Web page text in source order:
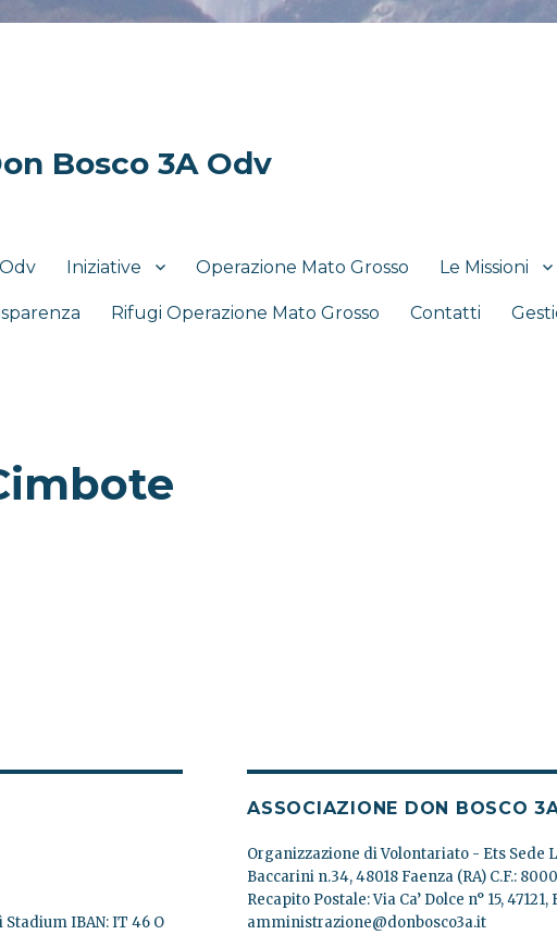
Bosco 3A Odv
Iniziative Operazione Mato Grosso Le Missioni
Rifugi Operazione Mato Grosso Contatti
IBAN: IT 46 O
ASSOCIAZIONE DON BOSCO
Organizzazione di Volontariato - Ets Sede
Baccarini n.34, 48018 Faenza (RA) C.F.:
Recapito Postale: Via Ca’ Dolce n° 15, 47121,
amministrazione@donbosco3a.it